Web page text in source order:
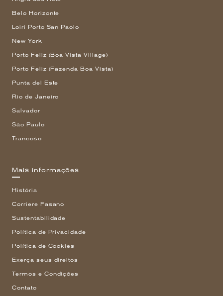
Belo Horizonte
Loiri Porto San Paolo
New York
Porto Feliz (Boa Vista Village)
Porto Feliz (Fazenda Boa Vista)
Punta del Este
Rio de Janeiro
Salvador
São Paulo
Trancoso
Mais informações
História
Corriere Fasano
Sustentabilidade
Política de Privacidade
Política de Cookies
Exerça seus direitos
Termos e Condições
Contato